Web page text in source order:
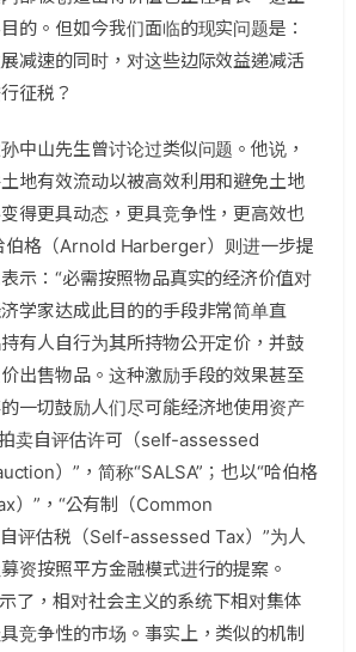
的。但如今我们面临的现实问题是：
减速的同时，对这些边际效益递减活
征税？
中山先生曾讨论过类似问题。他说，
地有效流动以被高效利用和避免土地
得更具动态，更具竞争性，更高效也
伯格（Arnold Harberger）则进一步提
示：“必需按照物品真实的经济价值对
学家达成此目的的手段非常简单直
有人自行为其所持物公开定价，并鼓
出售物品。这种激励手段的效果甚至
一切鼓励人们尽可能经济地使用资产
卖自评估许可（self-assessed
）”，简称“SALSA”；也以“哈伯格
）”，“公有制（Common
评估税（Self-assessed Tax）”为人
资按照平方金融模式进行的提案。
了，相对社会主义的系统下相对集体
竞争性的市场。事实上，类似的机制